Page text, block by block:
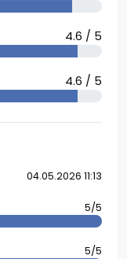
4.6 / 5
4.6 / 5
04.05.2026 11:13
5/5
5/5